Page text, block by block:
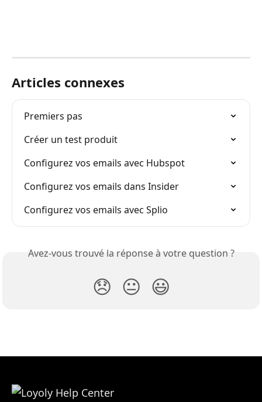
Articles connexes
Premiers pas
Créer un test produit
Configurez vos emails avec Hubspot
Configurez vos emails dans Insider
Configurez vos emails avec Splio
Avez-vous trouvé la réponse à votre question ?
😞 😐 😃